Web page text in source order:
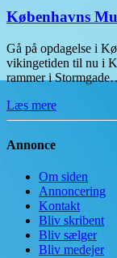
Københavns
Gå på opdagelse i
vikingetiden til nu i
rammer i
Læs mere
Annonce
Om siden
Annoncering
Kontakt
Bliv skribent
Bliv sælger
Bliv medejer